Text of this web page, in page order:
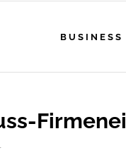
BUSINESS